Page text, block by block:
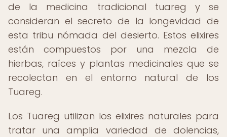
de la medicina tradicional tuareg y se
consideran el secreto de la longevidad de
esta tribu nómada del desierto. Estos elixires
están compuestos por una mezcla de
hierbas, raíces y plantas medicinales que se
recolectan en el entorno natural de los
Tuareg.
Los Tuareg utilizan los elixires naturales para
tratar una amplia variedad de dolencias,